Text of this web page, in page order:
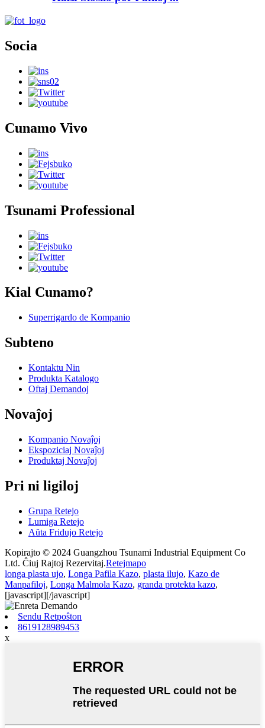
Socia
Cunamo Vivo
Tsunami Professional
Kial Cunamo?
Superrigardo de Kompanio
Subteno
Kontaktu Nin
Produkta Katalogo
Oftaj Demandoj
Novaĵoj
Kompanio Novaĵoj
Ekspoziciaj Novaĵoj
Produktaj Novaĵoj
Pri ni ligiloj
Grupa Retejo
Lumiga Retejo
Aŭta Fridujo Retejo
Kopirajto © 2024 Guangzhou Tsunami Industrial Equipment Co
Ltd. Ĉiuj Rajtoj Rezervitaj.Retejmapo
longa plasta ujo, Longa Pafila Kazo, plasta ilujo, Kazo de
Manpafiloj, Longa Malmola Kazo, granda protekta kazo,
[javascript][/javascript]
Sendu Retpoŝton
8619128989453
x